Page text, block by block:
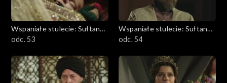
Wspaniałe stulecie: Sułtanka
Kösem
odc. 53
Wspaniałe stulecie: Sułtanka
Kösem
odc. 54